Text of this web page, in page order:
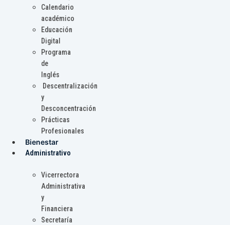
Calendario
académico
Educación
Digital
Programa
de
Inglés
Descentralización
y
Desconcentración
Prácticas
Profesionales
Bienestar
Administrativo
Vicerrectora
Administrativa
y
Financiera
Secretaría